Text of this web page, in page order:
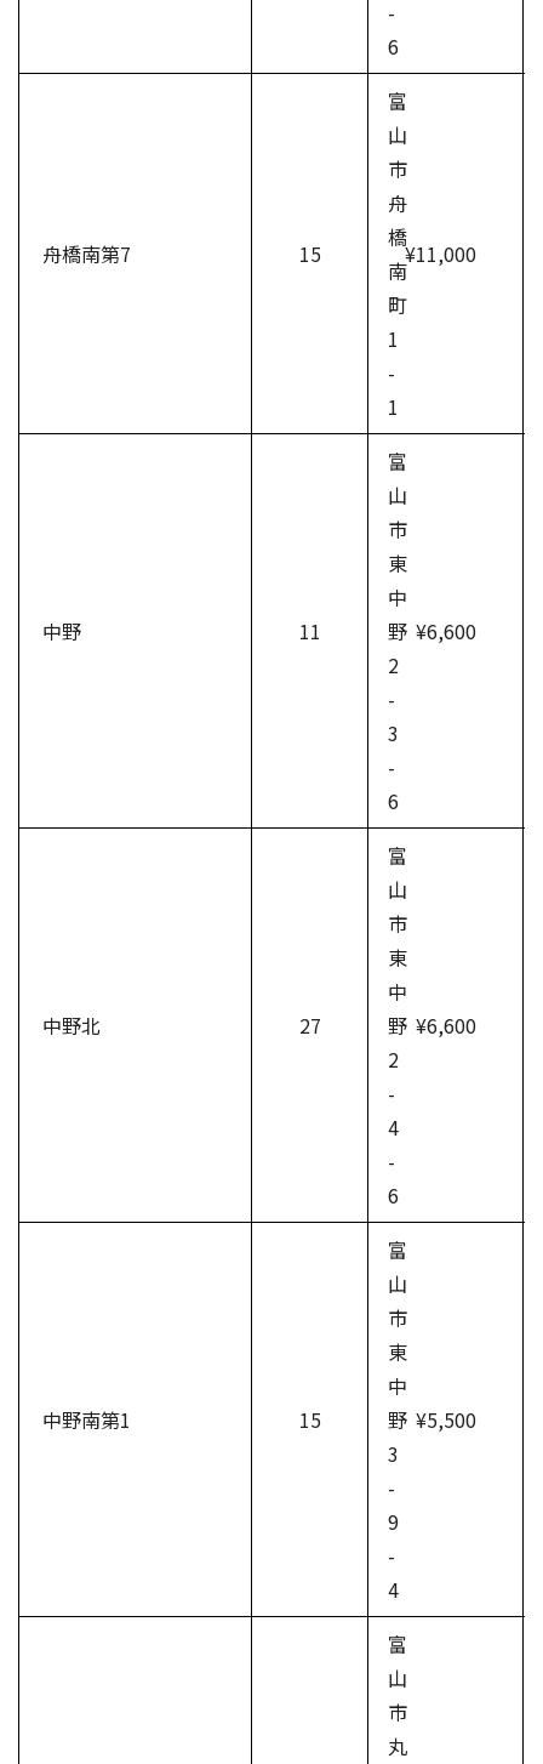
-
6
舟橋南第7 15
富
山
市
舟
橋
南
町
1
-
1
¥11,000
中野 11
富
山
市
東
中
野
2
-
3
-
6
¥6,600
中野北 27
富
山
市
東
中
野
2
-
4
-
6
¥6,600
中野南第1 15
富
山
市
東
中
野
3
-
9
-
4
¥5,500
富
山
市
丸